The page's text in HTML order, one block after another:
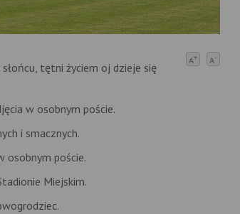
A+ A-
tętni życiem oj dzieje się
w osobnym poście.
i smacznych.
osobnym poście.
Miejskim.